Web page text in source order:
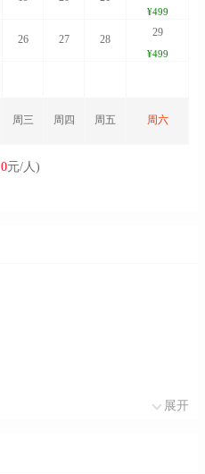
¥499
26 27 28
29
¥499
周三 周四 周五 周六
0元/人)
展开